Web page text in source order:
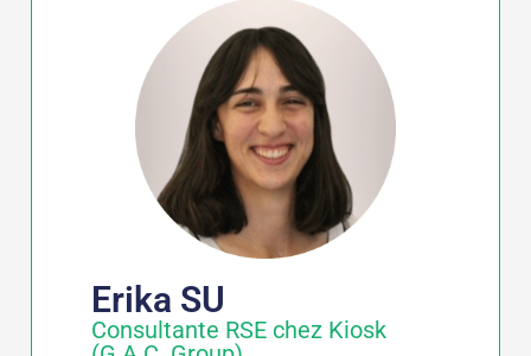
Erika SU
Consultante RSE chez Kiosk